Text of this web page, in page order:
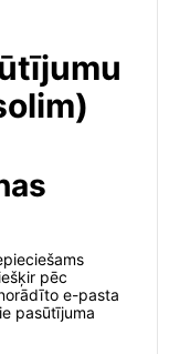
pēc
e-pasta
pasūtījuma